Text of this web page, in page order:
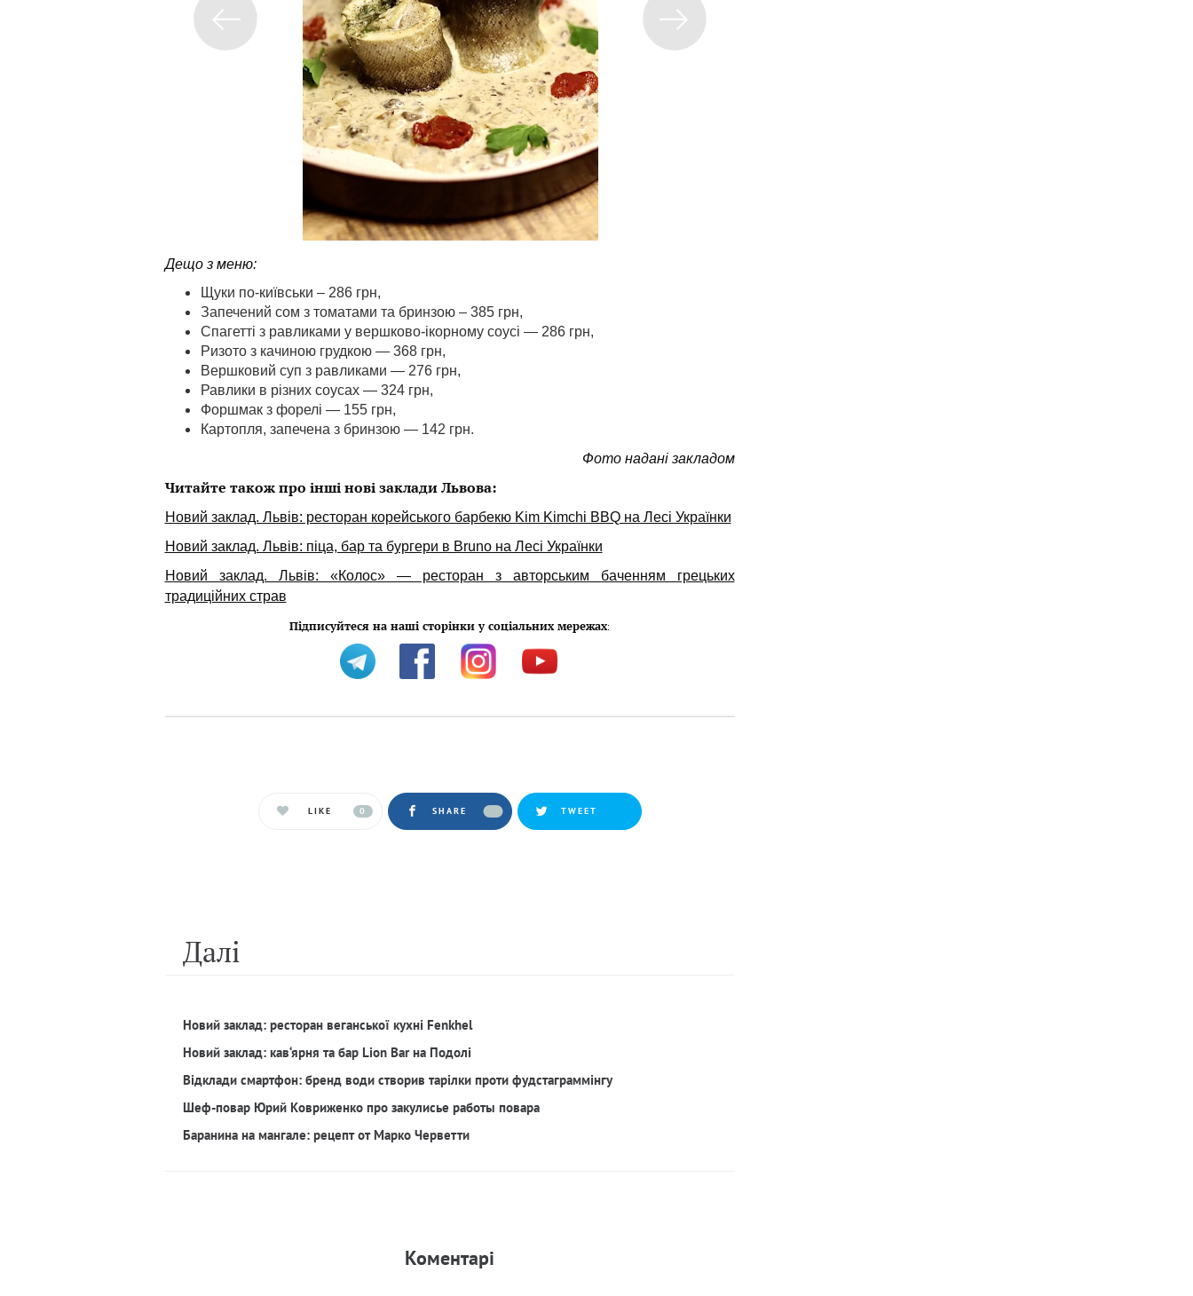
Дещо з меню:
Щуки по-київськи – 286 грн,
Запечений сом з томатами та бринзою – 385 грн,
Спагетті з равликами у вершково-ікорному соусі — 286 грн,
Ризото з качиною грудкою — 368 грн,
Вершковий суп з равликами — 276 грн,
Равлики в різних соусах — 324 грн,
Форшмак з форелі — 155 грн,
Картопля, запечена з бринзою — 142 грн.
Фото надані закладом
Читайте також про інші нові заклади Львова:
Новий заклад. Львів: ресторан корейського барбекю Kim Kimchi BBQ на Лесі Українки
Новий заклад. Львів: піца, бар та бургери в Bruno на Лесі Українки
Новий заклад. Львів: «Колос» — ресторан з авторським баченням грецьких
традиційних страв
Підписуйтеся на наші сторінки у соціальних мережах:
LIKE 0 SHARE TWEET
Далi
Новий заклад: ресторан веганської кухні Fenkhel
Новий заклад: кав‘ярня та бар Lion Bar на Подолі
Відклади смартфон: бренд води створив тарілки проти фудстаграммінгу
Шеф-повар Юрий Ковриженко про закулисье работы повара
Баранина на мангале: рецепт от Марко Черветти
Коментарi